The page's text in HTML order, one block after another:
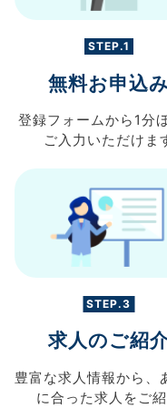
STEP.1
無料お申込み
登録フォームから 1分
ご入力 いただけま
STEP.3
求人のご紹
豊富な求人情報から、
に合った求人を ご